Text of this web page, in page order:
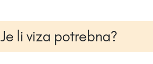
Je li viza potrebna?